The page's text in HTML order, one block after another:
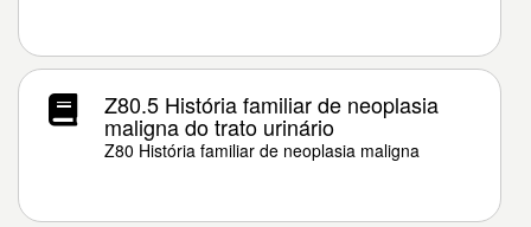
Z80.5 História familiar de neoplasia
maligna do trato urinário
Z80 História familiar de neoplasia maligna